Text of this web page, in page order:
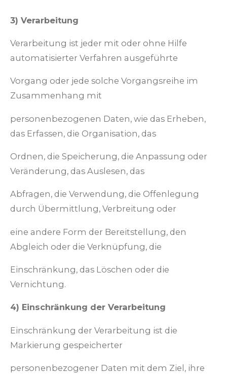
3) Verarbeitung
Verarbeitung ist jeder mit oder ohne Hilfe
automatisierter Verfahren ausgeführte
Vorgang oder jede solche Vorgangsreihe im
Zusammenhang mit
personenbezogenen Daten, wie das Erheben,
das Erfassen, die Organisation, das
Ordnen, die Speicherung, die Anpassung oder
Veränderung, das Auslesen, das
Abfragen, die Verwendung, die Offenlegung
durch Übermittlung, Verbreitung oder
eine andere Form der Bereitstellung, den
Abgleich oder die Verknüpfung, die
Einschränkung, das Löschen oder die
Vernichtung.
4) Einschränkung der Verarbeitung
Einschränkung der Verarbeitung ist die
Markierung gespeicherter
personenbezogener Daten mit dem Ziel, ihre